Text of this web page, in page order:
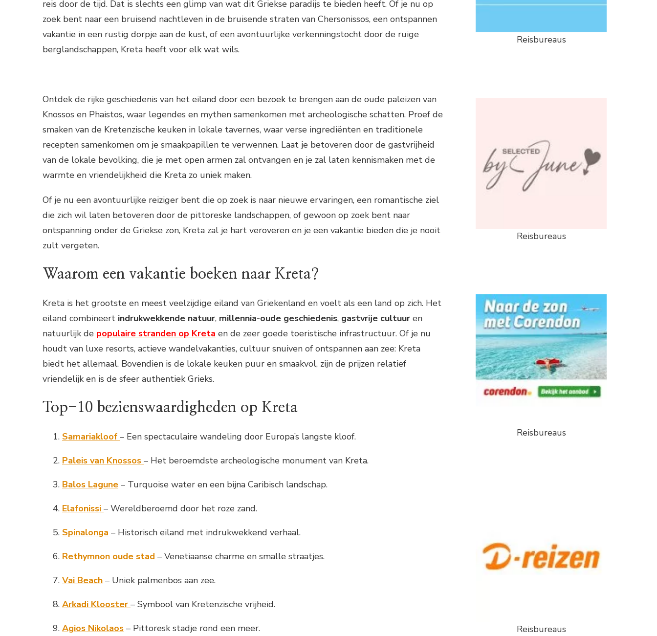
reis door de tijd. Dat is slechts een glimp van wat dit Griekse paradijs te bieden heeft. Of je nu op
zoek bent naar een bruisend nachtleven in de bruisende straten van Chersonissos, een ontspannen
vakantie in een rustig dorpje aan de kust, of een avontuurlijke verkenningstocht door de ruige
berglandschappen, Kreta heeft voor elk wat wils.
Ontdek de rijke geschiedenis van het eiland door een bezoek te brengen aan de oude paleizen van
Knossos en Phaistos, waar legendes en mythen samenkomen met archeologische schatten. Proef de
smaken van de Kretenzische keuken in lokale tavernes, waar verse ingrediënten en traditionele
recepten samenkomen om je smaakpapillen te verwennen. Laat je betoveren door de gastvrijheid
van de lokale bevolking, die je met open armen zal ontvangen en je zal laten kennismaken met de
warmte en vriendelijkheid die Kreta zo uniek maken.
Of je nu een avontuurlijke reiziger bent die op zoek is naar nieuwe ervaringen, een romantische ziel
die zich wil laten betoveren door de pittoreske landschappen, of gewoon op zoek bent naar
ontspanning onder de Griekse zon, Kreta zal je hart veroveren en je een vakantie bieden die je nooit
zult vergeten.
Waarom een vakantie boeken naar Kreta?
Kreta is het grootste en meest veelzijdige eiland van Griekenland en voelt als een land op zich. Het
eiland combineert indrukwekkende natuur, millennia-oude geschiedenis, gastvrije cultuur en
natuurlijk de populaire stranden op Kreta en de zeer goede toeristische infrastructuur. Of je nu
houdt van luxe resorts, actieve wandelvakanties, cultuur snuiven of ontspannen aan zee: Kreta
biedt het allemaal. Bovendien is de lokale keuken puur en smaakvol, zijn de prijzen relatief
vriendelijk en is de sfeer authentiek Grieks.
Top-10 bezienswaardigheden op Kreta
Samariakloof – Een spectaculaire wandeling door Europa’s langste kloof.
Paleis van Knossos – Het beroemdste archeologische monument van Kreta.
Balos Lagune – Turquoise water en een bijna Caribisch landschap.
Elafonissi – Wereldberoemd door het roze zand.
Spinalonga – Historisch eiland met indrukwekkend verhaal.
Rethymnon oude stad – Venetiaanse charme en smalle straatjes.
Vai Beach – Uniek palmenbos aan zee.
Arkadi Klooster – Symbool van Kretenzische vrijheid.
Agios Nikolaos – Pittoresk stadje rond een meer.
Reisbureaus
Reisbureaus
Reisbureaus
Reisbureaus